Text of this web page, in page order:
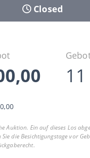
Closed
11
Auktion. Ein auf dieses Los
die Besichtigungstage vor